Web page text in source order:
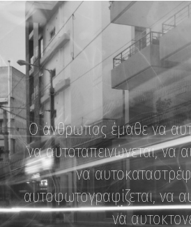
Ο άνθρωπος έμαθε να
να αυτοταπεινώνεται, να
να
αυτοφωτογραφίζεται, να
να